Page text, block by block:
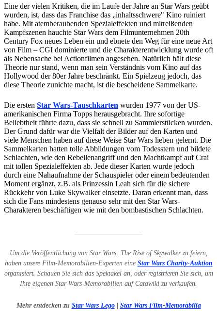
Eine der vielen Kritiken, die im Laufe der Jahre an Star Wars geübt
wurden, ist, dass das Franchise das „inhaltsschwere" Kino ruiniert
habe. Mit atemberaubenden Spezialeffekten und mitreißenden
Kampfszenen hauchte Star Wars dem Filmunternehmen 20th
Century Fox neues Leben ein und ebnete den Weg für eine neue Art
von Film – CGI dominierte und die Charakterentwicklung wurde oft
als Nebensache bei Actionfilmen angesehen. Natürlich hält diese
Theorie nur stand, wenn man sein Verständnis vom Kino auf das
Hollywood der 80er Jahre beschränkt. Ein Spielzeug jedoch, das
diese Theorie zunichte macht, ist die bescheidene Sammelkarte.
Die ersten Star Wars-Tauschkarten wurden 1977 von der US-
amerikanischen Firma Topps herausgebracht. Ihre sofortige
Beliebtheit führte dazu, dass sie schnell zu Sammlerstücken wurden.
Der Grund dafür war die Vielfalt der Bilder auf den Karten und
viele Menschen haben auf diese Weise Star Wars lieben gelernt. Die
Sammelkarten hatten tolle Abbildungen vom Todesstern und bildete
Schlachten, wie den Rebellenangriff und den Machtkampf auf Crai
mit tollen Spezialeffekten ab. Jede dieser Karten wurde jedoch
durch eine Nahaufnahme der Schauspieler oder einem bedeutenden
Moment ergänzt, z.B. als Prinzessin Leah sich für die sichere
Rückkehr von Luke Skywalker einsetzte. Daran erkennt man, dass
sich die Fans mindestens genauso sehr mit den Star Wars-
Charakteren beschäftigen wie mit den bombastischen Schlachten.
Um die Veröffentlichung von Star Wars: The Rise of Skywalker zu feiern,
haben unsere Film-Memorabilien-Experten eine Star Wars Charity-Auktion
organisiert. Schauen Sie sich das Spektakel an, oder registrieren Sie sich, um
Ihre eigenen Star Wars-Memorabilien auf Catawiki zu verkaufen.
Mehr entdecken zu Star Wars Lego| Star Wars Film-Memorabilia